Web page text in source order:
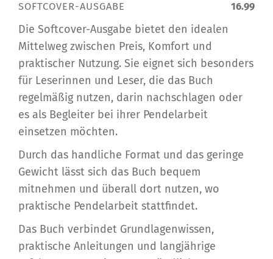
SOFTCOVER-AUSGABE 16.99
Die Softcover-Ausgabe bietet den idealen
Mittelweg zwischen Preis, Komfort und
praktischer Nutzung. Sie eignet sich besonders
für Leserinnen und Leser, die das Buch
regelmäßig nutzen, darin nachschlagen oder
es als Begleiter bei ihrer Pendelarbeit
einsetzen möchten.
Durch das handliche Format und das geringe
Gewicht lässt sich das Buch bequem
mitnehmen und überall dort nutzen, wo
praktische Pendelarbeit stattfindet.
Das Buch verbindet Grundlagenwissen,
praktische Anleitungen und langjährige